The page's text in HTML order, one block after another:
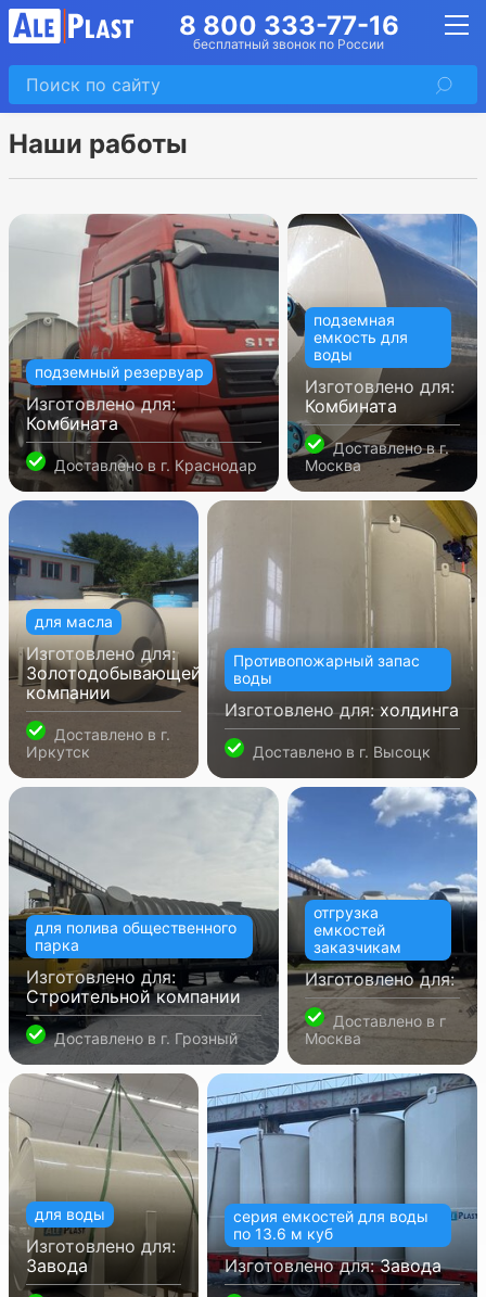
8 800 333-77-16
бесплатный звонок по России
Наши работы
подземный резервуар
Изготовлено для:
Комбината
Доставлено в г. Краснодар
подземная
емкость для
воды
Изготовлено для:
Комбината
Доставлено вг.
Москва
для масла
Изготовлено для:
Золотодобывающей
компании
Доставлено в г.
Иркутск
Противопожарный запас
воды
Изготовлено для: холдинга
Доставлено в г. Высоцк
для полива общественного
парка
Изготовлено для:
Строительной компании
Доставлено в г. Грозный
отгрузка
емкостей
заказчикам
Изготовлено для:
Доставлено в г
Москва
для воды
Изготовлено для:
Завода
серия емкостей для воды
по 13.6 м куб
Изготовлено для:Завода